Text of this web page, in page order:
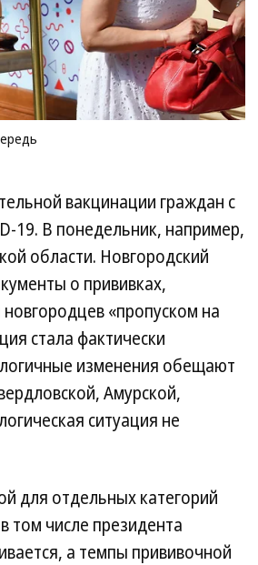
вакцинации граждан с
19. В понедельник, например,
области. Новгородский
о прививках,
«пропуском на
стала фактически
изменения обещают
Амурской,
ситуация не
для отдельных категорий
том числе президента
а темпы прививочной